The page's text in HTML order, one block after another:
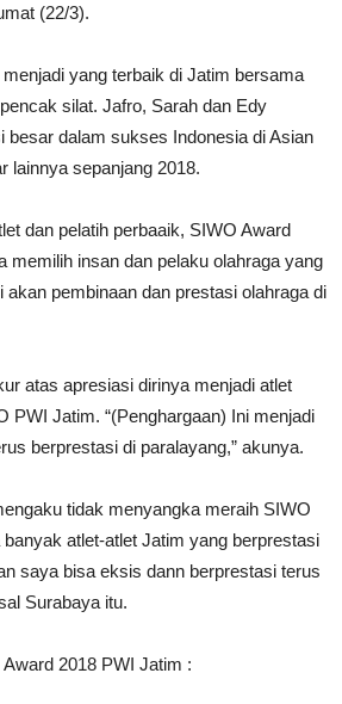
(22/3).
yang terbaik di Jatim bersama
silat. Jafro, Sarah dan Edy
besar dalam sukses Indonesia di Asian
lainnya sepanjang 2018.
dan pelatih perbaaik, SIWO Award
memilih insan dan pelaku olahraga yang
akan pembinaan dan prestasi olahraga di
atas apresiasi dirinya menjadi atlet
PWI Jatim. “(Penghargaan) Ini menjadi
berprestasi di paralayang,” akunya.
tidak menyangka meraih SIWO
atlet-atlet Jatim yang berprestasi
saya bisa eksis dann berprestasi terus
Surabaya itu.
2018 PWI Jatim :